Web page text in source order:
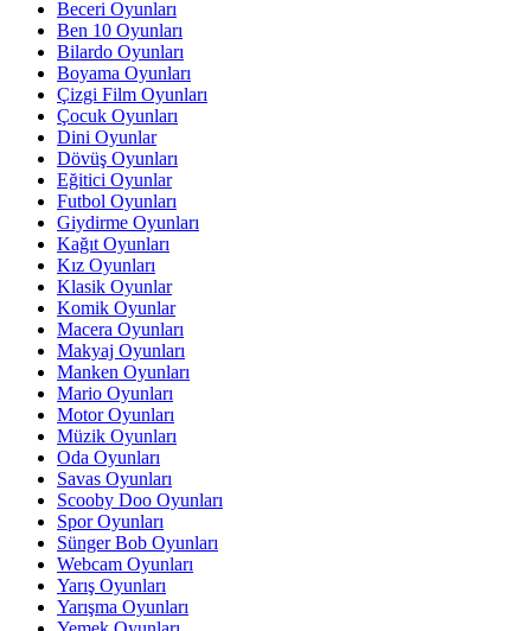
Beceri Oyunları
Ben 10 Oyunları
Bilardo Oyunları
Boyama Oyunları
Çizgi Film Oyunları
Çocuk Oyunları
Dini Oyunlar
Dövüş Oyunları
Eğitici Oyunlar
Futbol Oyunları
Giydirme Oyunları
Kağıt Oyunları
Kız Oyunları
Klasik Oyunlar
Komik Oyunlar
Macera Oyunları
Makyaj Oyunları
Manken Oyunları
Mario Oyunları
Motor Oyunları
Müzik Oyunları
Oda Oyunları
Savas Oyunları
Scooby Doo Oyunları
Spor Oyunları
Sünger Bob Oyunları
Webcam Oyunları
Yarış Oyunları
Yarışma Oyunları